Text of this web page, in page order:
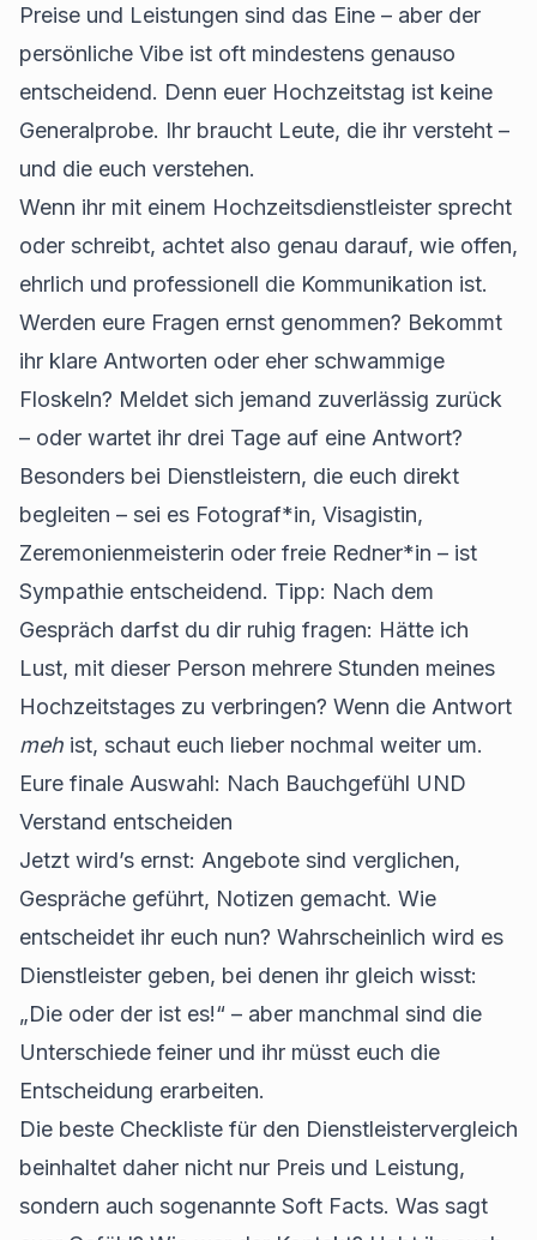
Preise und Leistungen sind das Eine – aber der
persönliche Vibe ist oft mindestens genauso
entscheidend. Denn euer Hochzeitstag ist keine
Generalprobe. Ihr braucht Leute, die ihr versteht –
und die euch verstehen.
Wenn ihr mit einem Hochzeitsdienstleister sprecht
oder schreibt, achtet also genau darauf, wie offen,
ehrlich und professionell die Kommunikation ist.
Werden eure Fragen ernst genommen? Bekommt
ihr klare Antworten oder eher schwammige
Floskeln? Meldet sich jemand zuverlässig zurück
– oder wartet ihr drei Tage auf eine Antwort?
Besonders bei Dienstleistern, die euch direkt
begleiten – sei es Fotograf*in, Visagistin,
Zeremonienmeisterin oder freie Redner*in – ist
Sympathie entscheidend. Tipp: Nach dem
Gespräch darfst du dir ruhig fragen: Hätte ich
Lust, mit dieser Person mehrere Stunden meines
Hochzeitstages zu verbringen? Wenn die Antwort
meh ist, schaut euch lieber nochmal weiter um.
Eure finale Auswahl: Nach Bauchgefühl UND
Verstand entscheiden
Jetzt wird’s ernst: Angebote sind verglichen,
Gespräche geführt, Notizen gemacht. Wie
entscheidet ihr euch nun? Wahrscheinlich wird es
Dienstleister geben, bei denen ihr gleich wisst:
„Die oder der ist es!“ – aber manchmal sind die
Unterschiede feiner und ihr müsst euch die
Entscheidung erarbeiten.
Die beste Checkliste für den Dienstleistervergleich
beinhaltet daher nicht nur Preis und Leistung,
sondern auch sogenannte Soft Facts. Was sagt